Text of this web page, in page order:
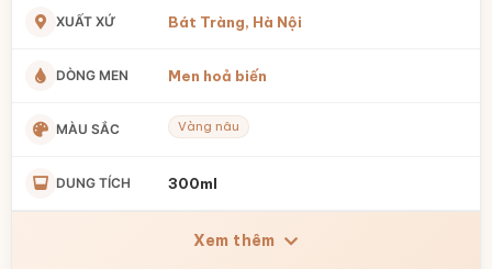
XUẤT XỨ Bát Tràng, Hà Nội
DÒNG MEN Men hoả biến
MÀU SẮC Vàng nâu
DUNG TÍCH 300ml
Xem thêm